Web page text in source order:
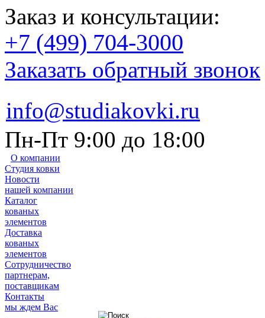
Заказ и консультации:
+7 (499) 704-3000
Заказать обратный звонок
info@studiakovki.ru
Пн-Пт 9:00 до 18:00
О компании
Студия ковки
Новости
нашей компании
Каталог
кованых
элементов
Доставка
кованых
элементов
Сотрудничество
партнерам,
поставщикам
Контакты
мы ждем Вас